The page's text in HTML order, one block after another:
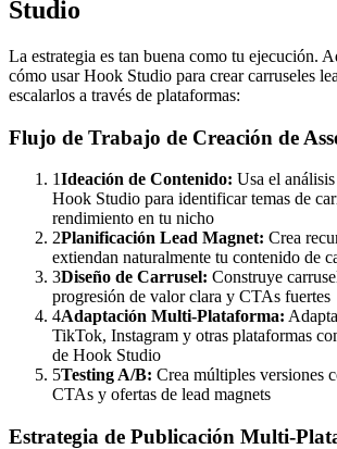
Studio
La estrategia es tan buena como tu ejecución.
cómo usar Hook Studio para crear carruseles
escalarlos a través de plataformas:
Flujo de Trabajo de Creación de
1Ideación de Contenido: Usa el
Hook Studio para identificar temas de
rendimiento en tu nicho
2Planificación Lead Magnet: Crea
extiendan naturalmente tu contenido de
3Diseño de Carrusel: Construye
progresión de valor clara y CTAs fuertes
4Adaptación Multi-Plataforma:
TikTok, Instagram y otras plataformas
de Hook Studio
5Testing A/B: Crea múltiples versiones
CTAs y ofertas de lead magnets
Estrategia de Publicación Multi-